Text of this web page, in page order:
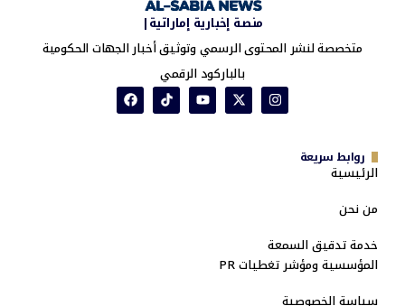
منصة إخبارية إماراتية|
متخصصة لنشر المحتوى الرسمي وتوثيق أخبار الجهات الحكومية
بالباركود الرقمي
روابط سريعة
الرئيسية
من نحن
خدمة تدقيق السمعة
المؤسسية ومؤشر تغطيات PR
سياسة الخصوصية